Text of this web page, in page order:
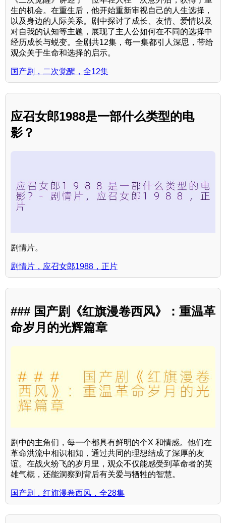
生的机会。在重生后，他开始重新审视自己的人生选择，
以及身边的人际关系。剧中探讨了成长、友情、爱情以及
对自我的认知等主题，展现了主人公如何在不同的选择中
经历成长与蜕变。全剧共12集，每一集都引人深思，带给
观众关于生命和选择的启示。
国产剧，二次觉醒，全12集
应召女郎1988是一部什么类型的电
影？
剧情片。
剧情片，应召女郎1988，正片
### 国产剧《红旗漫卷西风》：重温革
命岁月的光辉篇章
剧中的主角们，每一个都具有鲜明的个X 和情感。他们在
革命洪流中相识相知，通过共同的理想结成了深厚的友
谊。在战火纷飞的岁月里，观众不仅能感受到革命者的英
雄气概，还能洞察到背后有关爱与牺牲的智慧。
国产剧，红旗漫卷西风，全28集